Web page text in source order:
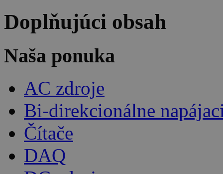
Doplňujúci obsah
Naša ponuka
AC zdroje
Bi-direkcionálne
Čítače
DAQ